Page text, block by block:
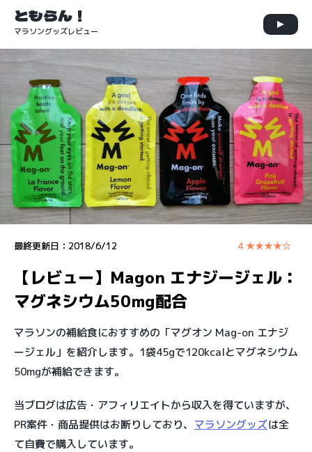
ともらん！
マラソングッズレビュー
最終更新日： 2018/6/12 4 ★★★★☆
【レビュー】Magon エナジージェル：
マグネシウム50mg配合
マラソンの補給食におすすめの「マグオン Mag-on エナジ
ージェル」を紹介します。1袋45gで120kcalとマグネシウム
50mgが補給できます。
当ブログは広告・アフィリエイトから収入を得ていますが、
PR案件・商品提供はお断りしており、 マラソングッズは全
て自費で購入しています。